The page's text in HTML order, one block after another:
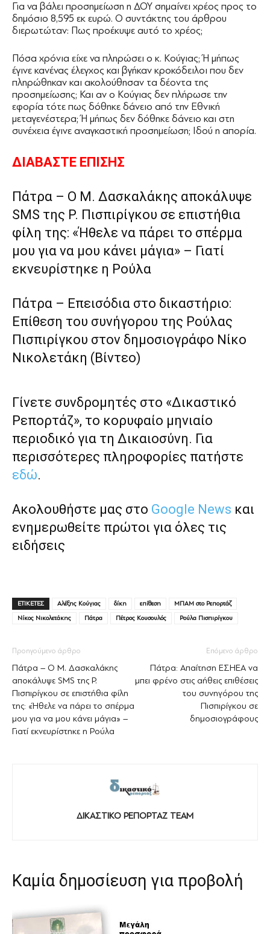
Για να βάλει προσημείωση η ΔΟΥ σημαίνει χρέος προς το
δημόσιο 8,595 εκ ευρώ. Ο συντάκτης του άρθρου
διερωτώταν: Πως προέκυψε αυτό το χρέος;
Πόσα χρόνια είχε να πληρώσει ο κ. Κούγιας; Ή μήπως
έγινε κανένας έλεγχος και βγήκαν κροκόδειλοι που δεν
πληρώθηκαν και ακολούθησαν τα δέοντα της
προσημείωσης; Και αν ο Κούγιας δεν πλήρωσε την
εφορία τότε πως δόθηκε δάνειο από την Εθνική
μεταγενέστερα; Ή μήπως δεν δόθηκε δάνειο και στη
συνέχεια έγινε αναγκαστική προσημείωση; Ιδού η απορία.
ΔΙΑΒΑΣΤΕ ΕΠΙΣΗΣ
Πάτρα – Ο Μ. Δασκαλάκης αποκάλυψε
SMS της Ρ. Πισπιρίγκου σε επιστήθια
φίλη της: «Ήθελε να πάρει το σπέρμα
μου για να μου κάνει μάγια» – Γιατί
εκνευρίστηκε η Ρούλα
Πάτρα – Επεισόδια στο δικαστήριο:
Επίθεση του συνήγορου της Ρούλας
Πισπιρίγκου στον δημοσιογράφο Νίκο
Νικολετάκη (Βίντεο)
Γίνετε συνδρομητές στο «Δικαστικό
Ρεπορτάζ», το κορυφαίο μηνιαίο
περιοδικό για τη Δικαιοσύνη. Για
περισσότερες πληροφορίες πατήστε
εδώ.
Ακολουθήστε μας στο Google News και
ενημερωθείτε πρώτοι για όλες τις
ειδήσεις
ΕΤΙΚΕΤΕΣ Αλέξης Κούγιας δίκη επίθεση
ΜΠΑΜ στο Ρεπορτάζ
Νίκος Νικολετάκης
Πάτρα Πέτρος Κουσουλός Ρούλα Πισπιρίγκου
Προηγούμενο άρθρο
Πάτρα – Ο Μ. Δασκαλάκης
αποκάλυψε SMS της Ρ.
Πισπιρίγκου σε επιστήθια φίλη
της: «Ήθελε να πάρει το σπέρμα
μου για να μου κάνει μάγια» –
Γιατί εκνευρίστηκε η Ρούλα
Επόμενο άρθρο
Πάτρα: Απαίτηση ΕΣΗΕΑ να
μπει φρένο στις αήθεις επιθέσεις
του συνηγόρου της
Πισπιρίγκου σε
δημοσιογράφους
ΔΙΚΑΣΤΙΚΟ ΡΕΠΟΡΤΑΖ TEAM
Καμία δημοσίευση για προβολή